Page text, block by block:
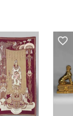
favorite_border